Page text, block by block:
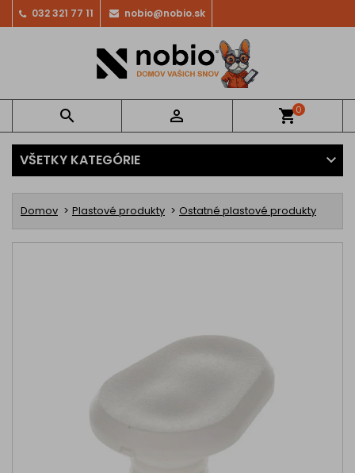
032 321 77 11 nobio@nobio.sk
  shopping_cart0
VŠETKY KATEGÓRIE
Domov Plastové produkty Ostatné plastové produkty